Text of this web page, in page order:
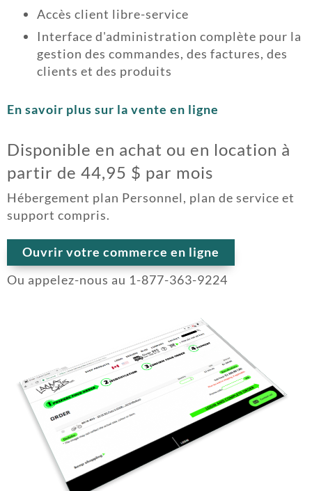
Accès client libre-service
Interface d'administration complète pour la
gestion des commandes, des factures, des
clients et des produits
En savoir plus sur la vente en ligne
Disponible en achat ou en location à
partir de 44,95 $ par mois
Hébergement plan Personnel, plan de service et
support compris.
Ouvrir votre commerce en ligne
Ou appelez-nous au 1-877-363-9224